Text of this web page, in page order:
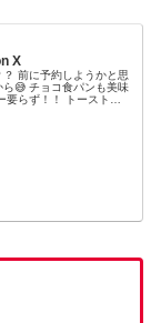
X
前に予約しようかと思
😅 チョコ食パンも美味
要らず！！ トーストす